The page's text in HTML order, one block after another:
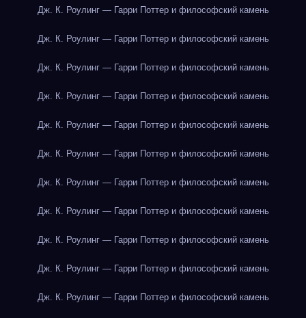
Дж. К. Роулинг — Гарри Поттер и философский камень
Дж. К. Роулинг — Гарри Поттер и философский камень
Дж. К. Роулинг — Гарри Поттер и философский камень
Дж. К. Роулинг — Гарри Поттер и философский камень
Дж. К. Роулинг — Гарри Поттер и философский камень
Дж. К. Роулинг — Гарри Поттер и философский камень
Дж. К. Роулинг — Гарри Поттер и философский камень
Дж. К. Роулинг — Гарри Поттер и философский камень
Дж. К. Роулинг — Гарри Поттер и философский камень
Дж. К. Роулинг — Гарри Поттер и философский камень
Дж. К. Роулинг — Гарри Поттер и философский камень